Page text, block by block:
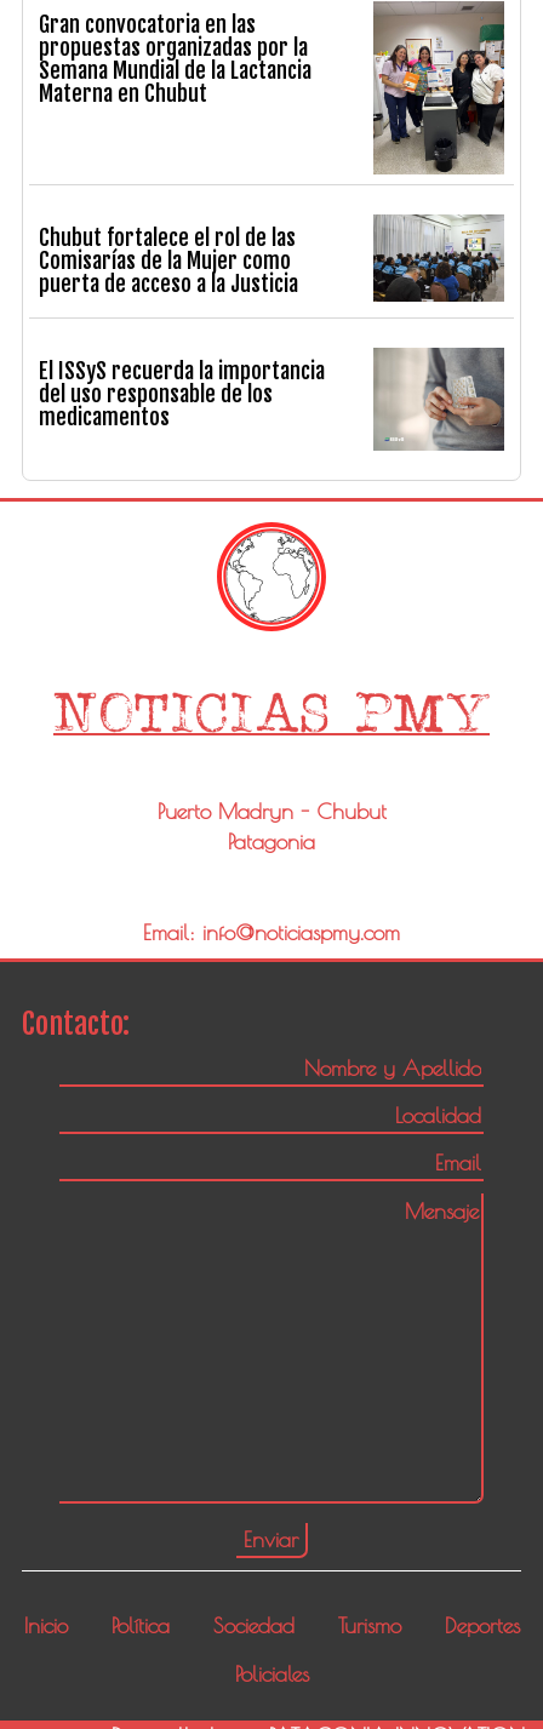
Gran convocatoria en las
propuestas organizadas por la
Semana Mundial de la Lactancia
Materna en Chubut
Chubut fortalece el rol de las
Comisarías de la Mujer como
puerta de acceso a la Justicia
El ISSyS recuerda la importancia
del uso responsable de los
medicamentos
Puerto Madryn - Chubut
Patagonia
Email: info@noticiaspmy.com
Contacto:
Inicio Política Sociedad Turismo
Deportes
Policiales